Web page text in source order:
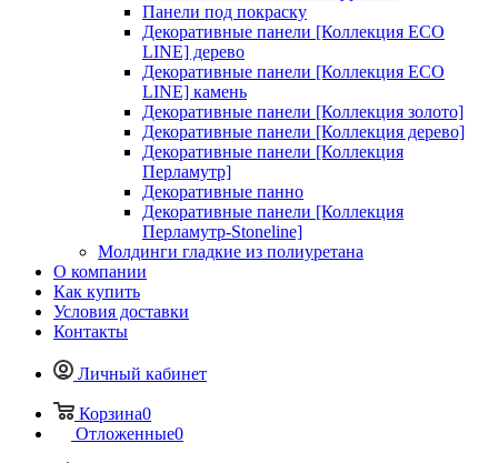
Панели под покраску
Декоративные панели [Коллекция ECO
LINE] дерево
Декоративные панели [Коллекция ECO
LINE] камень
Декоративные панели [Коллекция золото]
Декоративные панели [Коллекция дерево]
Декоративные панели [Коллекция
Перламутр]
Декоративные панно
Декоративные панели [Коллекция
Перламутр-Stoneline]
Молдинги гладкие из полиуретана
О компании
Как купить
Условия доставки
Контакты
Личный кабинет
Корзина0
Отложенные0